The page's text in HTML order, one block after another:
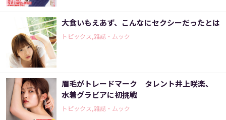
大食いもえあず、こんなにセクシーだったとは
トピックス,雑誌・ムック
眉毛がトレードマーク タレント井上咲楽、
水着グラビアに初挑戦
トピックス,雑誌・ムック